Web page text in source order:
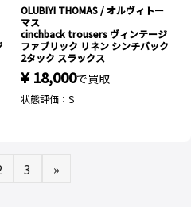
OLUBIYI THOMAS / オルヴィトー
マス
cinchback trousers ヴィンテージ
ファブリック リネン シンチバック
2タック スラックス
¥ 18,000で買取
状態評価：S
3 »